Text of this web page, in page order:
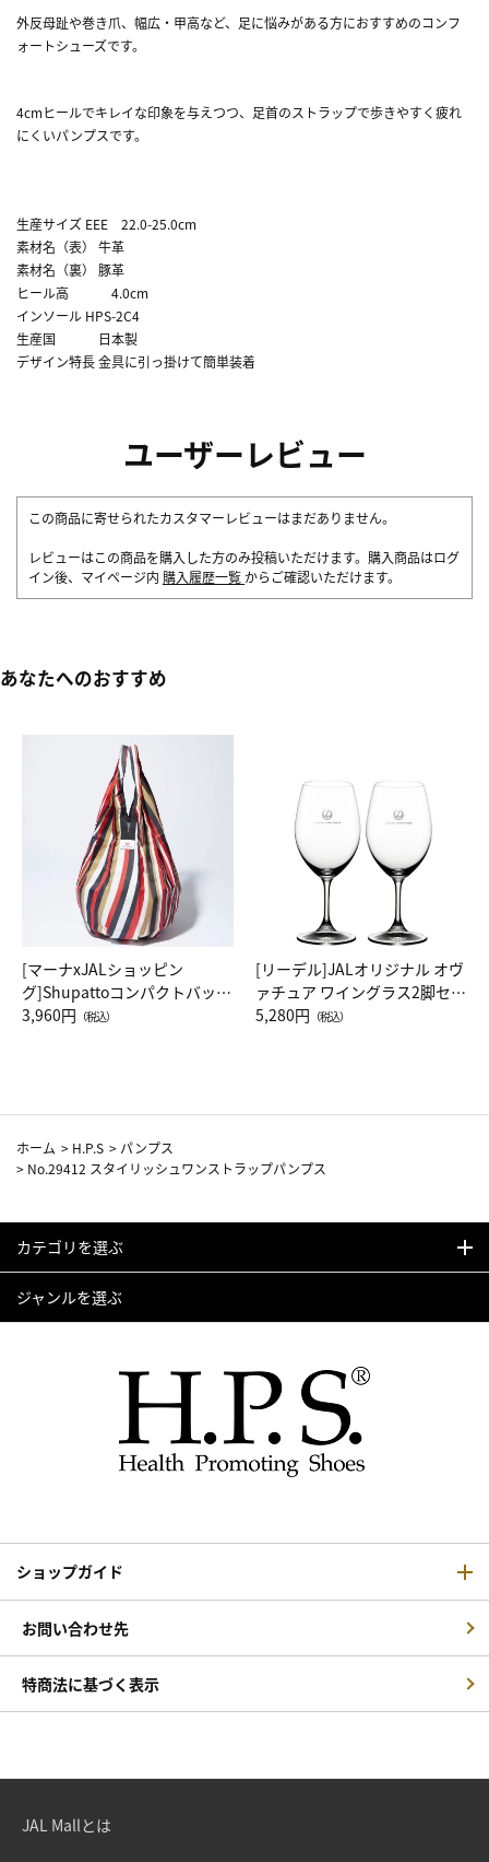
外反母趾や巻き爪、幅広・甲高など、足に悩みがある方におすすめのコンフ
ォートシューズです。
4cmヒールでキレイな印象を与えつつ、足首のストラップで歩きやすく疲れ
にくいパンプスです。
生産サイズ EEE 22.0-25.0cm
素材名（表） 牛革
素材名（裏） 豚革
ヒール高 4.0cm
インソール HPS-2C4
生産国 日本製
デザイン特長 金具に引っ掛けて簡単装着
ユーザーレビュー
この商品に寄せられたカスタマーレビューはまだありません。
レビューはこの商品を購入した方のみ投稿いただけます。購入商品はログ
イン後、マイページ内 購入履歴一覧 からご確認いただけます。
あなたへのおすすめ
[マーナxJALショッピン
グ]Shupattoコンパクトバッグ
Drop JAL客室乗務員（LC）ス
3,960円 （税込）
[リーデル]JALオリジナル オヴ
ァチュア ワイングラス2脚セッ
ト（レッドワイン）
5,280円 （税込）
ホーム > H.P.S > パンプス
> No.29412 スタイリッシュワンストラップパンプス
カテゴリを選ぶ
ジャンルを選ぶ
ショップガイド
お問い合わせ先
特商法に基づく表示
JAL Mallとは